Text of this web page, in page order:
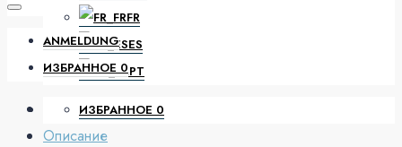
FR
ES
PT
ИЗБРАННОЕ 0
ANMELDUNG
ИЗБРАННОЕ 0
Описание